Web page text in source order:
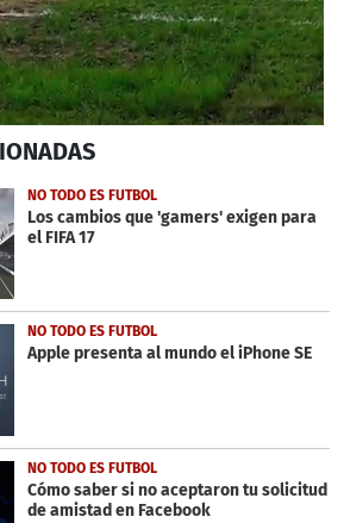
NO TODO ES FUTBOL
Los cambios que 'gamers' exigen para
el FIFA 17
NO TODO ES FUTBOL
Apple presenta al mundo el iPhone SE
NO TODO ES FUTBOL
Cómo saber si no aceptaron tu solicitud
de amistad en Facebook